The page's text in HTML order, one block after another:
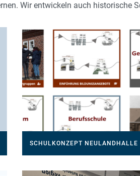
Wir entwickeln auch historische
SCHULKONZEPT NEULANDHALLE